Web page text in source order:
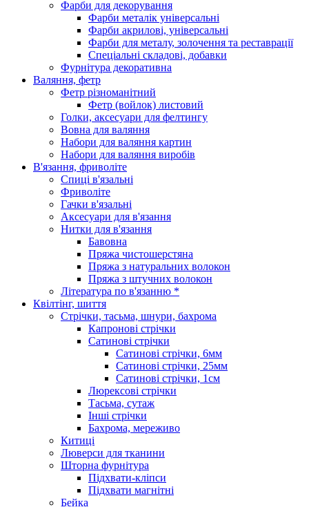
Фарби для декорування
Фарби металік універсальні
Фарби акрилові, універсальні
Фарби для металу, золочення та реставрації
Спеціальні складові, добавки
Фурнітура декоративна
Валяння, фетр
Фетр різноманітний
Фетр (войлок) листовий
Голки, аксесуари для фелтингу
Вовна для валяння
Набори для валяння картин
Набори для валяння виробів
В'язання, фриволіте
Спиці в'язальні
Фриволіте
Гачки в'язальні
Аксесуари для в'язання
Нитки для в'язання
Бавовна
Пряжа чистошерстяна
Пряжа з натуральних волокон
Пряжа з штучних волокон
Література по в'язанню *
Квілтінг, шиття
Стрічки, тасьма, шнури, бахрома
Капронові стрічки
Сатинові стрічки
Сатинові стрічки, 6мм
Сатинові стрічки, 25мм
Сатинові стрічки, 1см
Люрексові стрічки
Тасьма, сутаж
Інші стрічки
Бахрома, мереживо
Китиці
Люверси для тканини
Шторна фурнітура
Підхвати-кліпси
Підхвати магнітні
Бейка